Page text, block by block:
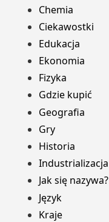
Chemia
Ciekawostki
Edukacja
Ekonomia
Fizyka
Gdzie kupić
Geografia
Gry
Historia
Industrializacja
Jak się nazywa?
Język
Kraje